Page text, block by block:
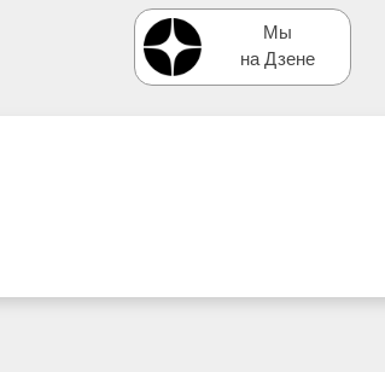
Мы
на Дзене